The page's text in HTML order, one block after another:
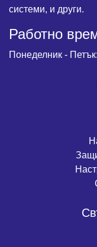
системи, и други.
Работно
Понеделник -